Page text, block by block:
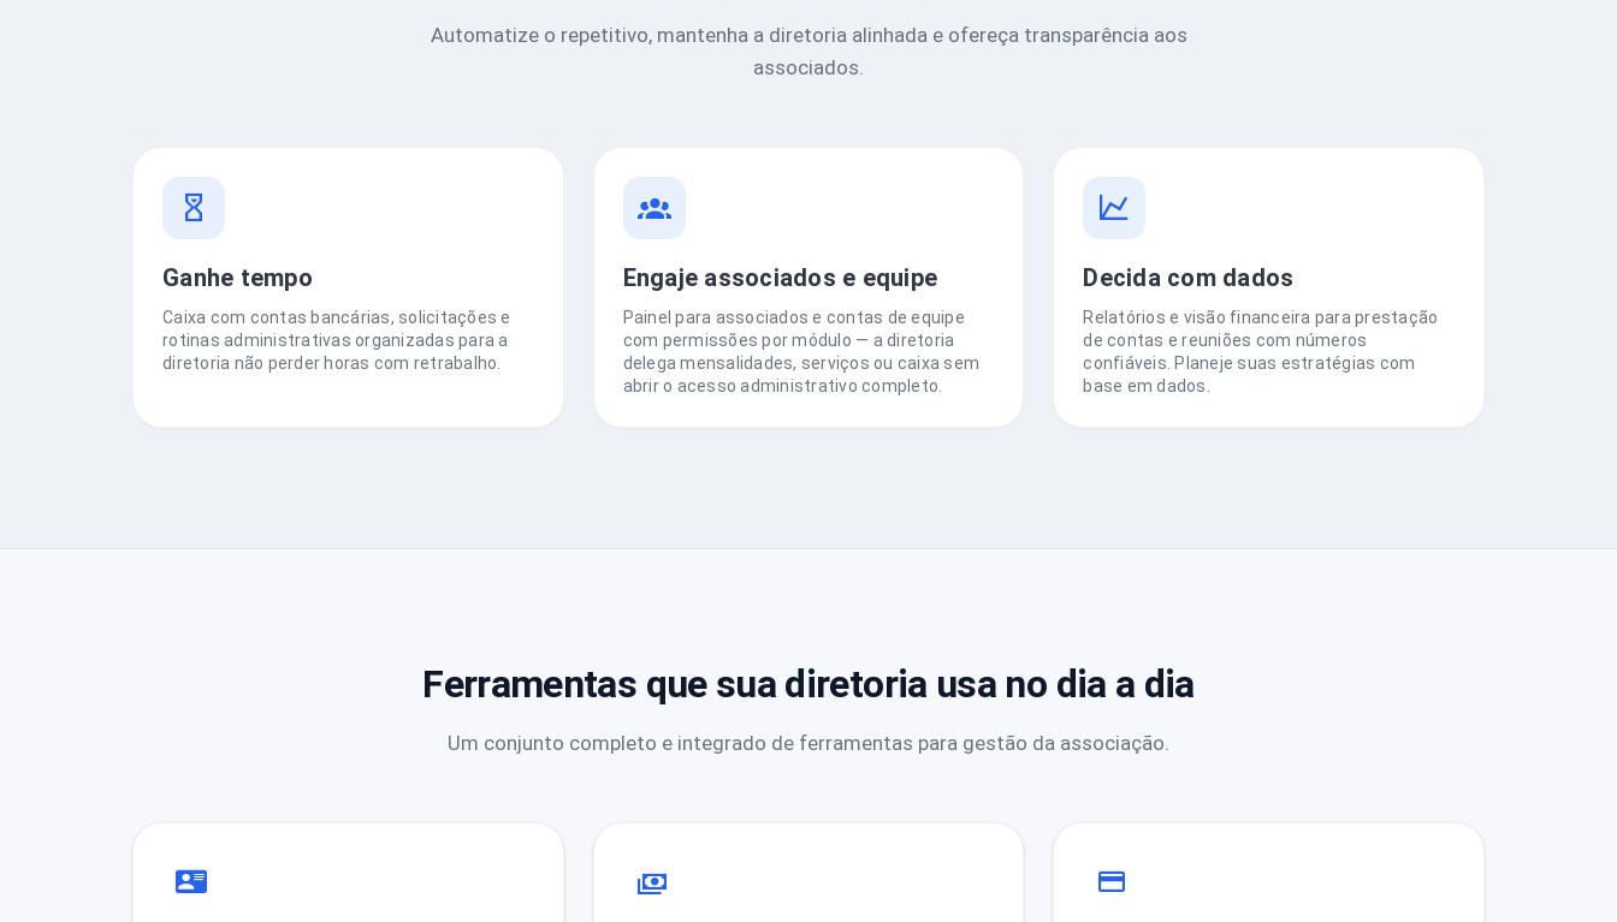
Automatize o repetitivo, mantenha a diretoria alinhada e ofereça transparência aos
associados.
Ganhe tempo
Caixa com contas bancárias, solicitações e
rotinas administrativas organizadas para a
diretoria não perder horas com retrabalho.
Engaje associados e equipe
Painel para associados e contas de equipe
com permissões por módulo — a diretoria
delega mensalidades, serviços ou caixa sem
abrir o acesso administrativo completo.
Decida com dados
Relatórios e visão financeira para prestação
de contas e reuniões com números
confiáveis. Planeje suas estratégias com
base em dados.
Ferramentas que sua diretoria usa no dia a dia
Um conjunto completo e integrado de ferramentas para gestão da associação.